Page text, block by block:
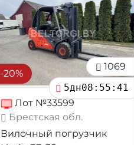
-20%
1069
5дн08:55:39
Лот №33599
Брестская обл.
Вилочный погрузчик